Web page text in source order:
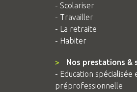
- Scolariser
- Travailler
- La retraite
- Habiter
>
Nos prestations &
- Education spécialisée
préprofessionnelle